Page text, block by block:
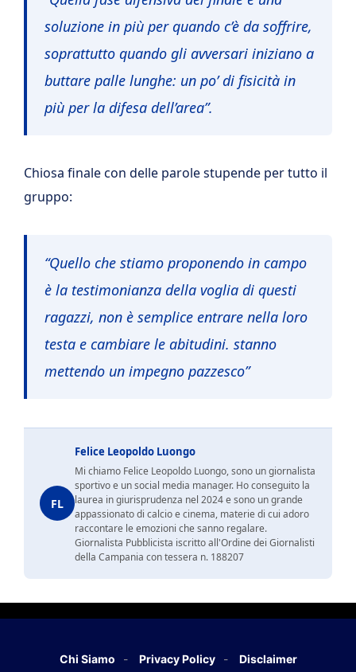
soluzione in più per quando c’è da soffrire,
soprattutto quando gli avversari iniziano a
buttare palle lunghe: un po’ di fisicità in
più per la difesa dell’area”.
Chiosa finale con delle parole stupende per tutto il
gruppo:
“Quello che stiamo proponendo in campo
è la testimonianza della voglia di questi
ragazzi, non è semplice entrare nella loro
testa e cambiare le abitudini. stanno
mettendo un impegno pazzesco”
FL
Felice Leopoldo Luongo
Mi chiamo Felice Leopoldo Luongo, sono un giornalista
sportivo e un social media manager. Ho conseguito la
laurea in giurisprudenza nel 2024 e sono un grande
appassionato di calcio e cinema, materie di cui adoro
raccontare le emozioni che sanno regalare.
Giornalista Pubblicista iscritto all'Ordine dei Giornalisti
della Campania con tessera n. 188207
Chi Siamo Privacy Policy Disclaimer